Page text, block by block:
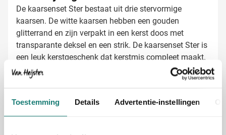
Toestemming Details Advertentie-instellingen
De kaarsenset Ster bestaat uit drie stervormige
kaarsen. De witte kaarsen hebben een gouden
glitterrand en zijn verpakt in een kerst doos met
transparante deksel en een strik. De kaarsenset Ster is
een leuk kerstgeschenk dat kerstmis compleet maakt.
Lees meer
Specificaties